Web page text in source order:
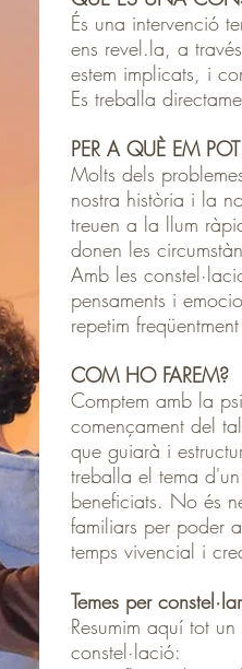
És una intervenció
ens revel.la, a
estem implicats, i
Es treballa
PER A QUÈ EM POT
Molts dels
nostra història i la
treuen a la llum
donen les
Amb les
pensaments i
repetim
COM HO FAREM?
Comptem amb la
començament del
que guiarà i
treballa el tema
beneficiats. No és
familiars per poder
temps vivencial i
Temes per constel·lar
Resumim aquí tot
constel·lació: